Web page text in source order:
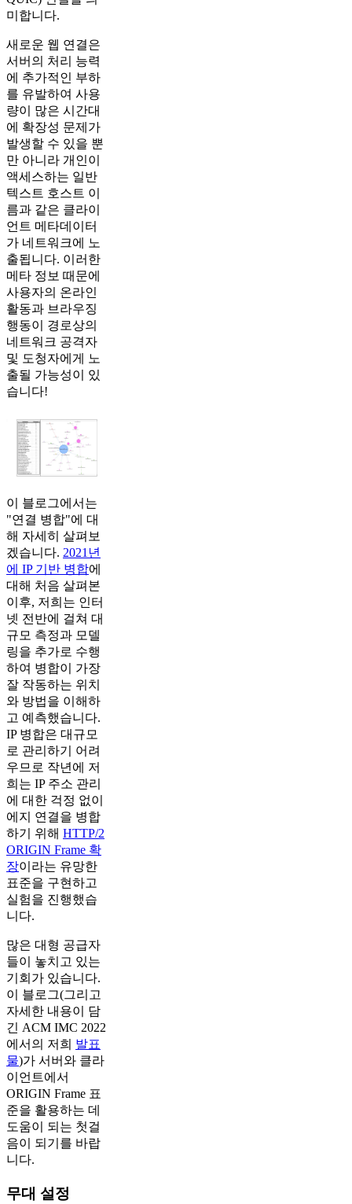
미합니다.
새로운 웹 연결은
서버의 처리 능력
에 추가적인 부하
를 유발하여 사용
량이 많은 시간대
에 확장성 문제가
발생할 수 있을 뿐
만 아니라 개인이
액세스하는 일반
텍스트 호스트 이
름과 같은 클라이
언트 메타데이터
가 네트워크에 노
출됩니다. 이러한
메타 정보 때문에
사용자의 온라인
활동과 브라우징
행동이 경로상의
네트워크 공격자
및 도청자에게 노
출될 가능성이 있
습니다!
이 블로그에서는
"연결 병합"에 대
해 자세히 살펴보
겠습니다. 2021년
에 IP 기반 병합에
대해 처음 살펴본
이후, 저희는 인터
넷 전반에 걸쳐 대
규모 측정과 모델
링을 추가로 수행
하여 병합이 가장
잘 작동하는 위치
와 방법을 이해하
고 예측했습니다.
IP 병합은 대규모
로 관리하기 어려
우므로 작년에 저
희는 IP 주소 관리
에 대한 걱정 없이
에지 연결을 병합
하기 위해 HTTP/2
ORIGIN Frame 확
장이라는 유망한
표준을 구현하고
실험을 진행했습
니다.
많은 대형 공급자
들이 놓치고 있는
기회가 있습니다.
이 블로그(그리고
자세한 내용이 담
긴 ACM IMC 2022
에서의 저희 발표
물)가 서버와 클라
이언트에서
ORIGIN Frame 표
준을 활용하는 데
도움이 되는 첫걸
음이 되기를 바랍
니다.
무대 설정